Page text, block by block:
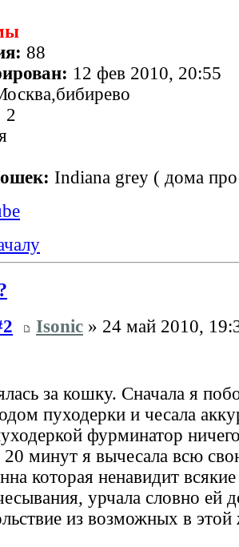
88
12 фев 2010, 20:55
2
Indiana grey ( дома
Isonic » 24 май 2010,
за кошку. Сначала я
пуходерки и чесала
фурминатор
20 минут я вычесала всю
которая ненавидит
урчала словно ей
из возможных в